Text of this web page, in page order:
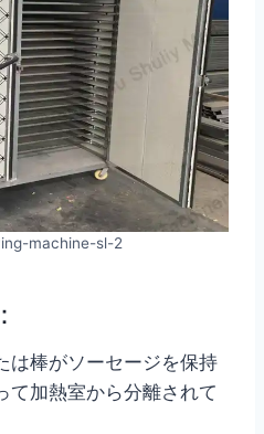
machine-sl-2
は棒がソーセージを保持
て加熱室から分離されて